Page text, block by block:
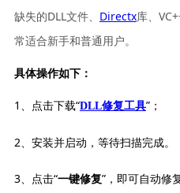
缺失的DLL文件、 Directx库、
常适合新手和普通用户。
具体操作如下：
1、点击下载“DLL修复工具”；
2、安装并启动，等待扫描完成。
3、点击“一键修复”，即可自动修